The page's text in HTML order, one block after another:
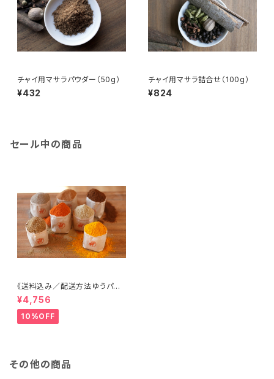
チャイ用マサラパウダー（50g）
¥432
チャイ用マサラ詰合せ（100g）
¥824
セール中の商品
《送料込み／配送方法ゆうパッ
ク指定》専門店のレシピつきスパ
イスセット
¥4,756
10%OFF
その他の商品